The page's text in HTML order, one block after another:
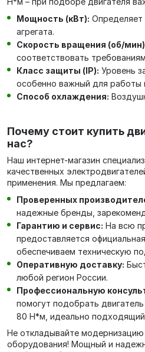
Мощность (кВт): Определяет
агрегата.
Скорость вращения (об/
соответствовать
Класс защиты (IP): Уровень
особенно важный для работы
Способ охлаждения:
Почему стоит купить
нас?
Наш интернет-магазин
качественных
применения. Мы предлагаем:
Проверенных
надежные бренды,
Гарантию и сервис: На всю
предоставляется
обеспечиваем техническую
Оперативную доставку:
любой регион России.
Профессиональную
помогут подобрать
80 Н*м, идеально
Не откладывайте
оборудования! Мощный и